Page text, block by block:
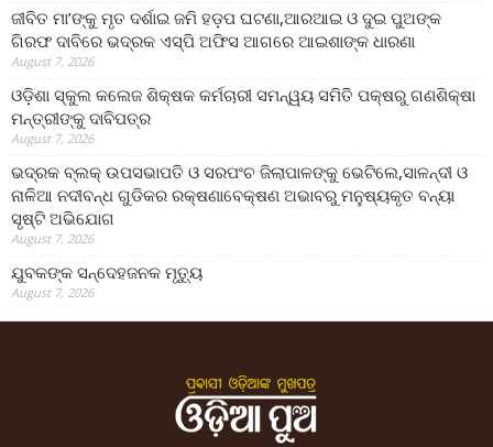
ଜୀବିତ ମା’ଙ୍କୁ ମୃତ ଦର୍ଶାଇ ଜମି ହଡ଼ପ ଘଟଣା,ଆରଆଇ ଓ ଦୁଇ ପୁଅଙ୍କ
ଗିରଫ ଦାବିରେ ଭଦ୍ରକ ଏସ୍‌ପି ଅଫିସ ଆଗରେ ଆଇଶାଙ୍କ ଧାରଣା
August 7, 2026
ଓଡ଼ିଶା ସ୍କୁଲ କଲେଜ ଶିକ୍ଷକ କର୍ମଚାରୀ ସମନ୍ୱୟ ସମିତି ପକ୍ଷରୁ ଗଣଶିକ୍ଷା
ମନ୍ତ୍ରୀଙ୍କୁ ଦାବିପତ୍ର
August 7, 2026
ଭଦ୍ରକ ବ୍ଲକ୍ ଉପସଭାପତି ଓ ସରପଂଚ ଜିଲାପାଳଙ୍କୁ ଭେଟିଲେ,ସାଳନ୍ଦୀ ଓ
ନାଳିଆ ନଦୀବନ୍ଧ ଗୁଡିକର ରକ୍ଷଣାବେକ୍ଷଣ ଅଭାବରୁ ମନୁଷ୍ୟକୃତ ବନ୍ୟା
ସୃଷ୍ଟି ଅଭିଯୋଗ
August 7, 2026
ଯୁବକଙ୍କ ସନ୍ଦେହଜନକ ମୃତ୍ୟୁ
August 7, 2026